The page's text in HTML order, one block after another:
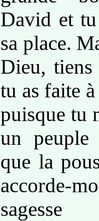
David et
sa place.
Dieu, tiens
tu as faite
puisque tu
un peuple
que la
accorde-